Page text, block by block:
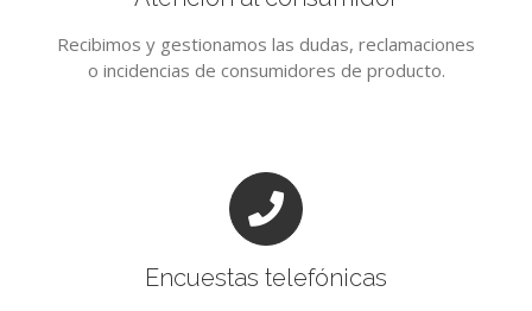
Recibimos y gestionamos las dudas, reclamaciones
o incidencias de consumidores de producto.
Encuestas telefónicas